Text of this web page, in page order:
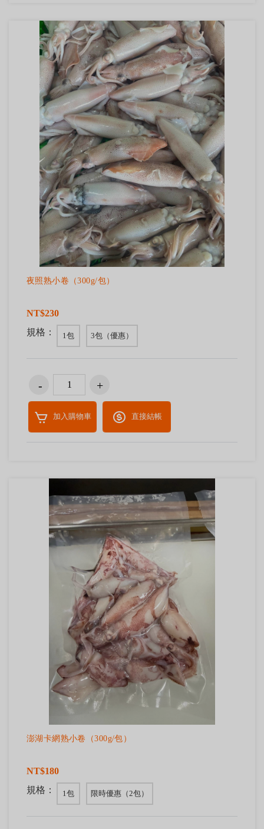
夜照熟小卷（300g/包）
NT$230
規格：
1包 3包（優惠）
加入購物車 直接結帳
澎湖卡網熟小卷（300g/包）
NT$180
規格：
1包 限時優惠（2包）